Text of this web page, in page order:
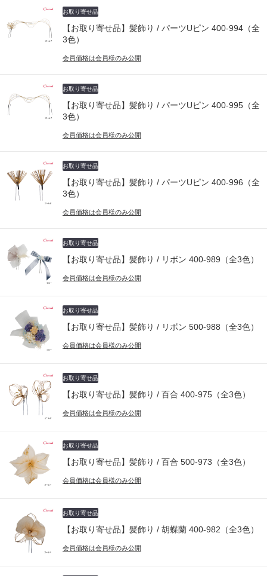
お取り寄せ品
【お取り寄せ品】髪飾り / パーツUピン 400-994（全
3色）
会員価格は会員様のみ公開
お取り寄せ品
【お取り寄せ品】髪飾り / パーツUピン 400-995（全
3色）
会員価格は会員様のみ公開
お取り寄せ品
【お取り寄せ品】髪飾り / パーツUピン 400-996（全
3色）
会員価格は会員様のみ公開
お取り寄せ品
【お取り寄せ品】髪飾り / リボン 400-989（全3色）
会員価格は会員様のみ公開
お取り寄せ品
【お取り寄せ品】髪飾り / リボン 500-988（全3色）
会員価格は会員様のみ公開
お取り寄せ品
【お取り寄せ品】髪飾り / 百合 400-975（全3色）
会員価格は会員様のみ公開
お取り寄せ品
【お取り寄せ品】髪飾り / 百合 500-973（全3色）
会員価格は会員様のみ公開
お取り寄せ品
【お取り寄せ品】髪飾り / 胡蝶蘭 400-982（全3色）
会員価格は会員様のみ公開